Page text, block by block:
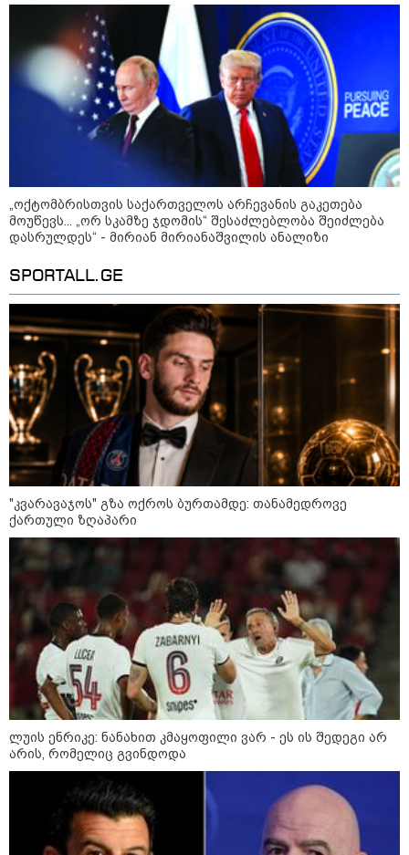
7
დღის ზოგადი
ასტროლოგიური
პროგნოზი
ეს დღე გამოირჩევა სტაბილური და მშვიდი ენერგიით. კარგი
პერიოდია დაწყებული საქმეების ბოლომდე მოსაყვანად,
ფინანსური საკითხების გადასამოწმებლად და სამუშაო
სივრცის მოწესრიგებისთვის. თანმიმდევრული მოქმედება და
პრაქტიკული მიდგომა სასურველ შედეგს უდანაკარგოდ
მოგიტანთ.
როგორ მოვამზადოთ
„ოქტომბრისთვის საქართველოს არჩევანის გაკეთება
მოუწევს... „ორ სკამზე ჯდომის“ შესაძლებლობა შეიძლება
დასრულდეს“ - მირიან მირიანაშვილის ანალიზი
SPORTALL.GE
"კვარავაჯოს" გზა ოქროს ბურთამდე: თანამედროვე
ქართული ზღაპარი
ლუის ენრიკე: ნანახით კმაყოფილი ვარ - ეს ის შედეგი არ
არის, რომელიც გვინდოდა